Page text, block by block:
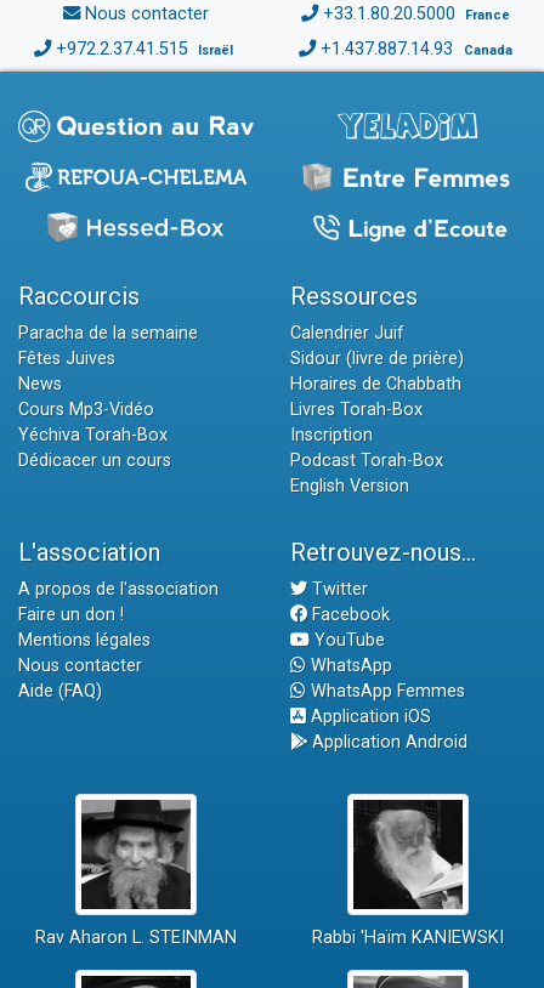
Nous contacter +33.1.80.20.5000 France
+972.2.37.41.515 Israël +1.437.887.14.93 Canada
Raccourcis
Paracha de la semaine
Fêtes Juives
News
Cours Mp3-Vidéo
Yéchiva Torah-Box
Dédicacer un cours
Ressources
Calendrier Juif
Sidour (livre de prière)
Horaires de Chabbath
Livres Torah-Box
Inscription
Podcast Torah-Box
English Version
L'association
A propos de l'association
Faire un don !
Mentions légales
Nous contacter
Aide (FAQ)
Retrouvez-nous...
Twitter
Facebook
YouTube
WhatsApp
WhatsApp Femmes
Application iOS
Application Android
Rav Aharon L. STEINMAN Rabbi 'Haïm KANIEWSKI